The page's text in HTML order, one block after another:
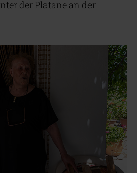
der Platane an der